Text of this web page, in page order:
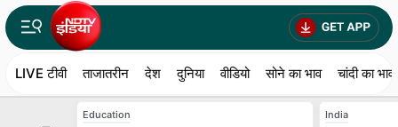
LIVE टीवी ताजातरीन देश दुनिया वीडियो सोने का भाव चांदी का भाव
Education India